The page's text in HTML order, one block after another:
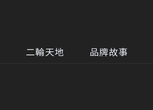
二輪天地 品牌故事